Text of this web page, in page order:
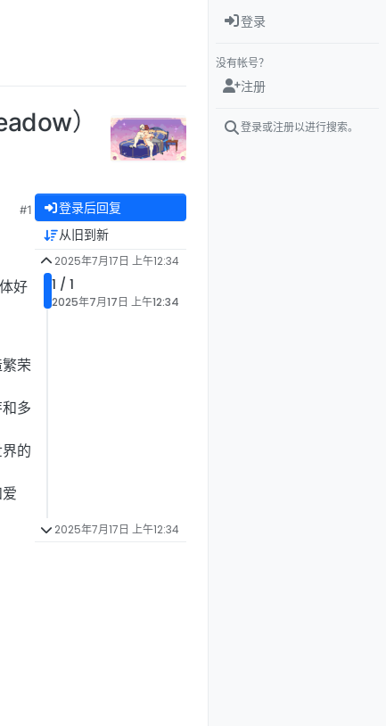
）
#1
好
荣
多
的
登录后回复
从旧到新
2025年7月17日 上午12:34
1 / 1
2025年7月17日 上午12:34
2025年7月17日 上午12:34
登录
没有帐号？
注册
登录或注册以进行搜索。